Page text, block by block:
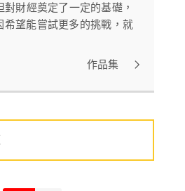
財經奠定了一定的基礎，
望能嘗試更多的挑戰，就
作品集